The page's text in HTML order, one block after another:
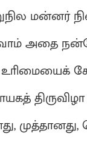
மன்னர்
அதை